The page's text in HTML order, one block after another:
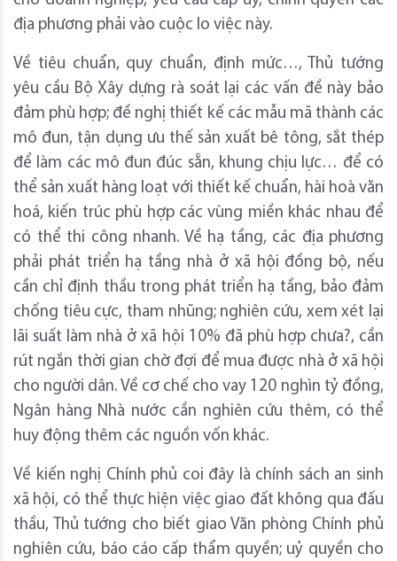
địa phương phải vào cuộc lo việc này.
Về tiêu chuẩn, quy chuẩn, định mức…, Thủ tướng
yêu cầu Bộ Xây dựng rà soát lại các vấn đề này bảo
đảm phù hợp; đề nghị thiết kế các mẫu mã thành các
mô đun, tận dụng ưu thế sản xuất bê tông, sắt thép
để làm các mô đun đúc sẵn, khung chịu lực… để có
thể sản xuất hàng loạt với thiết kế chuẩn, hài hoà văn
hoá, kiến trúc phù hợp các vùng miền khác nhau để
có thể thi công nhanh. Về hạ tầng, các địa phương
phải phát triển hạ tầng nhà ở xã hội đồng bộ, nếu
cần chỉ định thầu trong phát triển hạ tầng, bảo đảm
chống tiêu cực, tham nhũng; nghiên cứu, xem xét lại
lãi suất làm nhà ở xã hội 10% đã phù hợp chưa?, cần
rút ngắn thời gian chờ đợi để mua được nhà ở xã hội
cho người dân. Về cơ chế cho vay 120 nghìn tỷ đồng,
Ngân hàng Nhà nước cần nghiên cứu thêm, có thể
huy động thêm các nguồn vốn khác.
Về kiến nghị Chính phủ coi đây là chính sách an sinh
xã hội, có thể thực hiện việc giao đất không qua đấu
thầu, Thủ tướng cho biết giao Văn phòng Chính phủ
nghiên cứu, báo cáo cấp thẩm quyền; uỷ quyền cho